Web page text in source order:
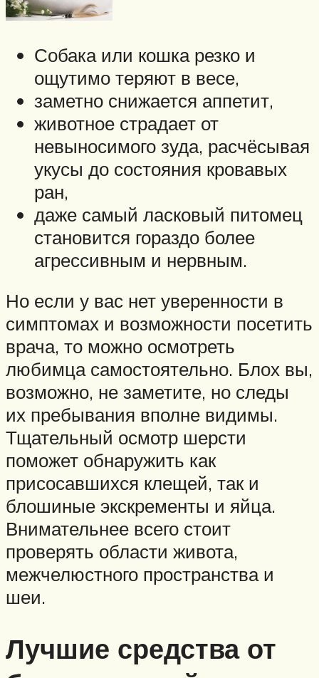
Собака или кошка резко и
ощутимо теряют в весе,
заметно снижается аппетит,
животное страдает от
невыносимого зуда, расчёсывая
укусы до состояния кровавых
ран,
даже самый ласковый питомец
становится гораздо более
агрессивным и нервным.
Но если у вас нет уверенности в
симптомах и возможности посетить
врача, то можно осмотреть
любимца самостоятельно. Блох вы,
возможно, не заметите, но следы
их пребывания вполне видимы.
Тщательный осмотр шерсти
поможет обнаружить как
присосавшихся клещей, так и
блошиные экскременты и яйца.
Внимательнее всего стоит
проверять области живота,
межчелюстного пространства и
шеи.
Лучшие средства от